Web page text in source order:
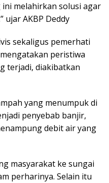
melahirkan solusi agar
ujar AKBP Deddy
sekaligus pemerhati
peristiwa
terjadi, diakibatkan
yang menumpuk di
penyebab banjir,
debit air yang
masyarakat ke sungai
perharinya. Selain itu